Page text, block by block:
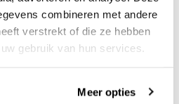
combineren met andere
verstrekt of die ze hebben
gebruik van hun services.
Meer opties
products